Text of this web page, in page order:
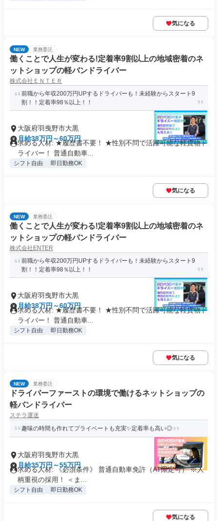
気になる
NEW 業務委託
働くことで人生が変わる!定着率9割以上の地域密着のネ
ットショップの軽バンドライバー
株式会社ＥＮＴＥＲ
前職から年収200万円UPするドライバーも！未経験からスタート9
割！！定着率98％以上！！
大阪府羽曳野市大黒
月給38万円～60万円
求める人材: ★履歴書不要！ ★性別不問で活躍可能な軽貨物ド
ライバー！ 普通自動車...
シフト自由 即日勤務OK
気になる
NEW 業務委託
働くことで人生が変わる!定着率9割以上の地域密着のネ
ットショップの軽バンドライバー
株式会社ENTER
前職から年収200万円UPするドライバーも！未経験からスタート9
割！！定着率98％以上！！
大阪府羽曳野市大黒
月給38万円～60万円
求める人材: ★履歴書不要！ ★性別不問で活躍可能な軽貨物ド
ライバー！ 普通自動車...
シフト自由 即日勤務OK
気になる
NEW 業務委託
ドライバーファーストの環境で働けるネットショップの
軽バンドライバー
ステラ運送
趣味の時間も作れてプライベートも充実✨定着率も高い◎
大阪府羽曳野市大黒
月給35万円～55万円
求める人材: 《必須条件》 普通自動車免許（AT限定可） ※人
柄重視の採用！ ＜ま...
シフト自由 即日勤務OK
気になる